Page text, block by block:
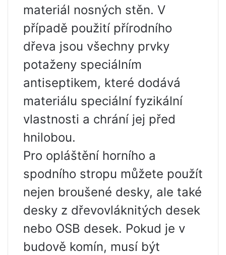
materiál nosných stěn. V
případě použití přírodního
dřeva jsou všechny prvky
potaženy speciálním
antiseptikem, které dodává
materiálu speciální fyzikální
vlastnosti a chrání jej před
hnilobou.
Pro opláštění horního a
spodního stropu můžete použít
nejen broušené desky, ale také
desky z dřevovláknitých desek
nebo OSB desek. Pokud je v
budově komín, musí být